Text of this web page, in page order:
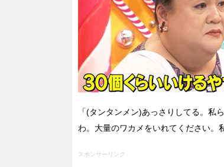
「(タンタンメン)あっさりしてる。私
わ。大量のワカメをいれてください。
スポンサーリンク